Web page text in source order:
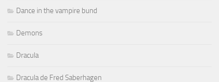
Dance in the vampire bund
Demons
Dracula
Dracula de Fred Saberhagen